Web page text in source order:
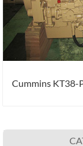
Cummins KT38-